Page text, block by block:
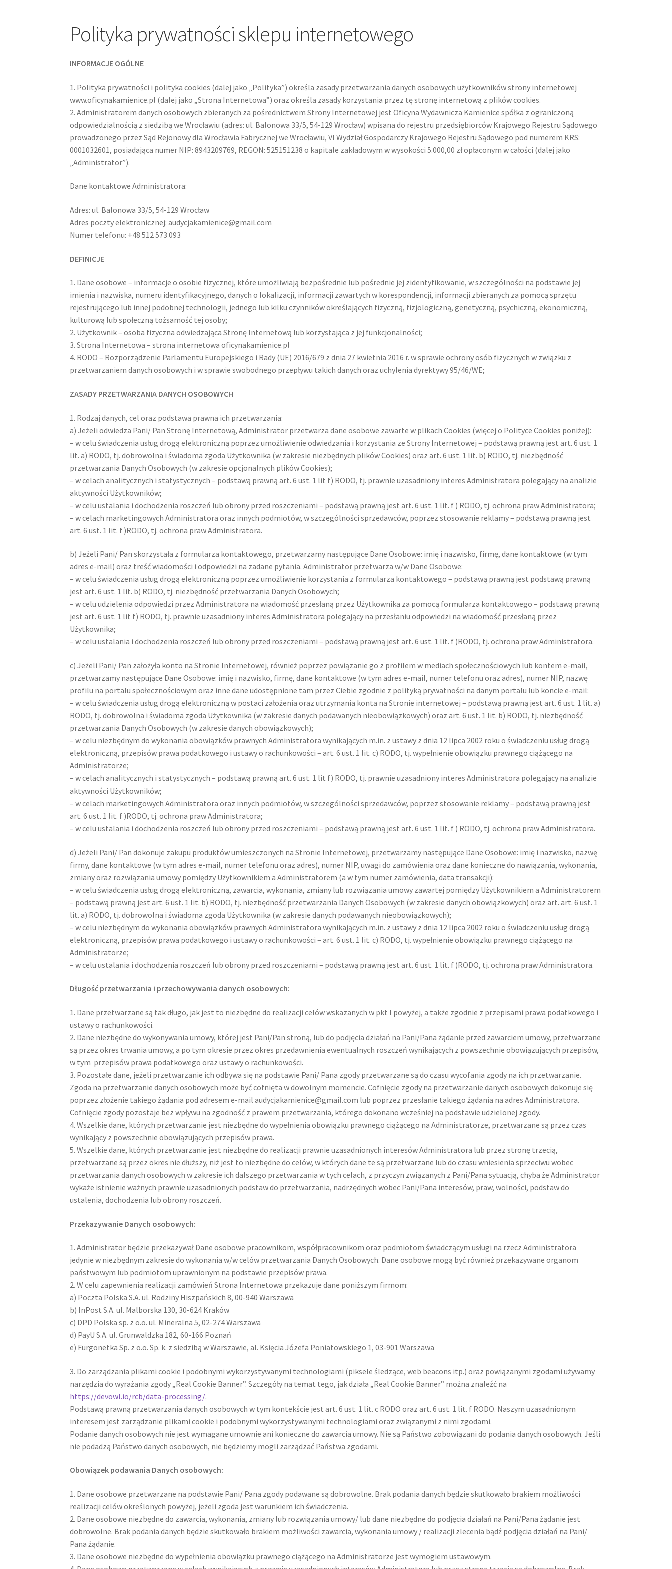
Polityka prywatności sklepu internetowego
INFORMACJE OGÓLNE
1. Polityka prywatności i polityka cookies (dalej jako „Polityka”) określa zasady przetwarzania danych osobowych użytkowników strony internetowej
www.oficynakamienice.pl (dalej jako „Strona Internetowa”) oraz określa zasady korzystania przez tę stronę internetową z plików cookies.
2. Administratorem danych osobowych zbieranych za pośrednictwem Strony Internetowej jest Oficyna Wydawnicza Kamienice spółka z ograniczoną
odpowiedzialnością z siedzibą we Wrocławiu (adres: ul. Balonowa 33/5, 54-129 Wrocław) wpisana do rejestru przedsiębiorców Krajowego Rejestru Sądowego
prowadzonego przez Sąd Rejonowy dla Wrocławia Fabrycznej we Wrocławiu, VI Wydział Gospodarczy Krajowego Rejestru Sądowego pod numerem KRS:
0001032601, posiadająca numer NIP: 8943209769, REGON: 525151238 o kapitale zakładowym w wysokości 5.000,00 zł opłaconym w całości (dalej jako
„Administrator”).
Dane kontaktowe Administratora:
Adres: ul. Balonowa 33/5, 54-129 Wrocław
Adres poczty elektronicznej: audycjakamienice@gmail.com
Numer telefonu: +48 512 573 093
DEFINICJE
1. Dane osobowe – informacje o osobie fizycznej, które umożliwiają bezpośrednie lub pośrednie jej zidentyfikowanie, w szczególności na podstawie jej
imienia i nazwiska, numeru identyfikacyjnego, danych o lokalizacji, informacji zawartych w korespondencji, informacji zbieranych za pomocą sprzętu
rejestrującego lub innej podobnej technologii, jednego lub kilku czynników określających fizyczną, fizjologiczną, genetyczną, psychiczną, ekonomiczną,
kulturową lub społeczną tożsamość tej osoby;
2. Użytkownik – osoba fizyczna odwiedzająca Stronę Internetową lub korzystająca z jej funkcjonalności;
3. Strona Internetowa – strona internetowa oficynakamienice.pl
4. RODO – Rozporządzenie Parlamentu Europejskiego i Rady (UE) 2016/679 z dnia 27 kwietnia 2016 r. w sprawie ochrony osób fizycznych w związku z
przetwarzaniem danych osobowych i w sprawie swobodnego przepływu takich danych oraz uchylenia dyrektywy 95/46/WE;
ZASADY PRZETWARZANIA DANYCH OSOBOWYCH
1. Rodzaj danych, cel oraz podstawa prawna ich przetwarzania:
a) Jeżeli odwiedza Pani/ Pan Stronę Internetową, Administrator przetwarza dane osobowe zawarte w plikach Cookies (więcej o Polityce Cookies poniżej):
– w celu świadczenia usług drogą elektroniczną poprzez umożliwienie odwiedzania i korzystania ze Strony Internetowej – podstawą prawną jest art. 6 ust. 1
lit. a) RODO, tj. dobrowolna i świadoma zgoda Użytkownika (w zakresie niezbędnych plików Cookies) oraz art. 6 ust. 1 lit. b) RODO, tj. niezbędność
przetwarzania Danych Osobowych (w zakresie opcjonalnych plików Cookies);
– w celach analitycznych i statystycznych – podstawą prawną art. 6 ust. 1 lit f) RODO, tj. prawnie uzasadniony interes Administratora polegający na analizie
aktywności Użytkowników;
– w celu ustalania i dochodzenia roszczeń lub obrony przed roszczeniami – podstawą prawną jest art. 6 ust. 1 lit. f ) RODO, tj. ochrona praw Administratora;
– w celach marketingowych Administratora oraz innych podmiotów, w szczególności sprzedawców, poprzez stosowanie reklamy – podstawą prawną jest
art. 6 ust. 1 lit. f )RODO, tj. ochrona praw Administratora.
b) Jeżeli Pani/ Pan skorzystała z formularza kontaktowego, przetwarzamy następujące Dane Osobowe: imię i nazwisko, firmę, dane kontaktowe (w tym
adres e-mail) oraz treść wiadomości i odpowiedzi na zadane pytania. Administrator przetwarza w/w Dane Osobowe:
– w celu świadczenia usług drogą elektroniczną poprzez umożliwienie korzystania z formularza kontaktowego – podstawą prawną jest podstawą prawną
jest art. 6 ust. 1 lit. b) RODO, tj. niezbędność przetwarzania Danych Osobowych;
– w celu udzielenia odpowiedzi przez Administratora na wiadomość przesłaną przez Użytkownika za pomocą formularza kontaktowego – podstawą prawną
jest art. 6 ust. 1 lit f) RODO, tj. prawnie uzasadniony interes Administratora polegający na przesłaniu odpowiedzi na wiadomość przesłaną przez
Użytkownika;
– w celu ustalania i dochodzenia roszczeń lub obrony przed roszczeniami – podstawą prawną jest art. 6 ust. 1 lit. f )RODO, tj. ochrona praw Administratora.
c) Jeżeli Pani/ Pan założyła konto na Stronie Internetowej, również poprzez powiązanie go z profilem w mediach społecznościowych lub kontem e-mail,
przetwarzamy następujące Dane Osobowe: imię i nazwisko, firmę, dane kontaktowe (w tym adres e-mail, numer telefonu oraz adres), numer NIP, nazwę
profilu na portalu społecznościowym oraz inne dane udostępnione tam przez Ciebie zgodnie z polityką prywatności na danym portalu lub koncie e-mail:
– w celu świadczenia usług drogą elektroniczną w postaci założenia oraz utrzymania konta na Stronie internetowej – podstawą prawną jest art. 6 ust. 1 lit. a)
RODO, tj. dobrowolna i świadoma zgoda Użytkownika (w zakresie danych podawanych nieobowiązkowych) oraz art. 6 ust. 1 lit. b) RODO, tj. niezbędność
przetwarzania Danych Osobowych (w zakresie danych obowiązkowych);
– w celu niezbędnym do wykonania obowiązków prawnych Administratora wynikających m.in. z ustawy z dnia 12 lipca 2002 roku o świadczeniu usług drogą
elektroniczną, przepisów prawa podatkowego i ustawy o rachunkowości – art. 6 ust. 1 lit. c) RODO, tj. wypełnienie obowiązku prawnego ciążącego na
Administratorze;
– w celach analitycznych i statystycznych – podstawą prawną art. 6 ust. 1 lit f) RODO, tj. prawnie uzasadniony interes Administratora polegający na analizie
aktywności Użytkowników;
– w celach marketingowych Administratora oraz innych podmiotów, w szczególności sprzedawców, poprzez stosowanie reklamy – podstawą prawną jest
art. 6 ust. 1 lit. f )RODO, tj. ochrona praw Administratora;
– w celu ustalania i dochodzenia roszczeń lub obrony przed roszczeniami – podstawą prawną jest art. 6 ust. 1 lit. f ) RODO, tj. ochrona praw Administratora.
d) Jeżeli Pani/ Pan dokonuje zakupu produktów umieszczonych na Stronie Internetowej, przetwarzamy następujące Dane Osobowe: imię i nazwisko, nazwę
firmy, dane kontaktowe (w tym adres e-mail, numer telefonu oraz adres), numer NIP, uwagi do zamówienia oraz dane konieczne do nawiązania, wykonania,
zmiany oraz rozwiązania umowy pomiędzy Użytkownikiem a Administratorem (a w tym numer zamówienia, data transakcji):
– w celu świadczenia usług drogą elektroniczną, zawarcia, wykonania, zmiany lub rozwiązania umowy zawartej pomiędzy Użytkownikiem a Administratorem
– podstawą prawną jest art. 6 ust. 1 lit. b) RODO, tj. niezbędność przetwarzania Danych Osobowych (w zakresie danych obowiązkowych) oraz art. art. 6 ust. 1
lit. a) RODO, tj. dobrowolna i świadoma zgoda Użytkownika (w zakresie danych podawanych nieobowiązkowych);
– w celu niezbędnym do wykonania obowiązków prawnych Administratora wynikających m.in. z ustawy z dnia 12 lipca 2002 roku o świadczeniu usług drogą
elektroniczną, przepisów prawa podatkowego i ustawy o rachunkowości – art. 6 ust. 1 lit. c) RODO, tj. wypełnienie obowiązku prawnego ciążącego na
Administratorze;
– w celu ustalania i dochodzenia roszczeń lub obrony przed roszczeniami – podstawą prawną jest art. 6 ust. 1 lit. f )RODO, tj. ochrona praw Administratora.
Długość przetwarzania i przechowywania danych osobowych:
1. Dane przetwarzane są tak długo, jak jest to niezbędne do realizacji celów wskazanych w pkt I powyżej, a także zgodnie z przepisami prawa podatkowego i
ustawy o rachunkowości.
2. Dane niezbędne do wykonywania umowy, której jest Pani/Pan stroną, lub do podjęcia działań na Pani/Pana żądanie przed zawarciem umowy, przetwarzane
są przez okres trwania umowy, a po tym okresie przez okres przedawnienia ewentualnych roszczeń wynikających z powszechnie obowiązujących przepisów,
w tym przepisów prawa podatkowego oraz ustawy o rachunkowości.
3. Pozostałe dane, jeżeli przetwarzanie ich odbywa się na podstawie Pani/ Pana zgody przetwarzane są do czasu wycofania zgody na ich przetwarzanie.
Zgoda na przetwarzanie danych osobowych może być cofnięta w dowolnym momencie. Cofnięcie zgody na przetwarzanie danych osobowych dokonuje się
poprzez złożenie takiego żądania pod adresem e-mail audycjakamienice@gmail.com lub poprzez przesłanie takiego żądania na adres Administratora.
Cofnięcie zgody pozostaje bez wpływu na zgodność z prawem przetwarzania, którego dokonano wcześniej na podstawie udzielonej zgody.
4. Wszelkie dane, których przetwarzanie jest niezbędne do wypełnienia obowiązku prawnego ciążącego na Administratorze, przetwarzane są przez czas
wynikający z powszechnie obowiązujących przepisów prawa.
5. Wszelkie dane, których przetwarzanie jest niezbędne do realizacji prawnie uzasadnionych interesów Administratora lub przez stronę trzecią,
przetwarzane są przez okres nie dłuższy, niż jest to niezbędne do celów, w których dane te są przetwarzane lub do czasu wniesienia sprzeciwu wobec
przetwarzania danych osobowych w zakresie ich dalszego przetwarzania w tych celach, z przyczyn związanych z Pani/Pana sytuacją, chyba że Administrator
wykaże istnienie ważnych prawnie uzasadnionych podstaw do przetwarzania, nadrzędnych wobec Pani/Pana interesów, praw, wolności, podstaw do
ustalenia, dochodzenia lub obrony roszczeń.
Przekazywanie Danych osobowych:
1. Administrator będzie przekazywał Dane osobowe pracownikom, współpracownikom oraz podmiotom świadczącym usługi na rzecz Administratora
jedynie w niezbędnym zakresie do wykonania w/w celów przetwarzania Danych Osobowych. Dane osobowe mogą być również przekazywane organom
państwowym lub podmiotom uprawnionym na podstawie przepisów prawa.
2. W celu zapewnienia realizacji zamówień Strona Internetowa przekazuje dane poniższym firmom:
a) Poczta Polska S.A. ul. Rodziny Hiszpańskich 8, 00-940 Warszawa
b) InPost S.A. ul. Malborska 130, 30-624 Kraków
c) DPD Polska sp. z o.o. ul. Mineralna 5, 02-274 Warszawa
d) PayU S.A. ul. Grunwaldzka 182, 60-166 Poznań
e) Furgonetka Sp. z o.o. Sp. k. z siedzibą w Warszawie, al. Księcia Józefa Poniatowskiego 1, 03-901 Warszawa
3. Do zarządzania plikami cookie i podobnymi wykorzystywanymi technologiami (piksele śledzące, web beacons itp.) oraz powiązanymi zgodami używamy
narzędzia do wyrażania zgody „Real Cookie Banner”. Szczegóły na temat tego, jak działa „Real Cookie Banner” można znaleźć na
https://devowl.io/rcb/data-processing/.
Podstawą prawną przetwarzania danych osobowych w tym kontekście jest art. 6 ust. 1 lit. c RODO oraz art. 6 ust. 1 lit. f RODO. Naszym uzasadnionym
interesem jest zarządzanie plikami cookie i podobnymi wykorzystywanymi technologiami oraz związanymi z nimi zgodami.
Podanie danych osobowych nie jest wymagane umownie ani konieczne do zawarcia umowy. Nie są Państwo zobowiązani do podania danych osobowych. Jeśli
nie podadzą Państwo danych osobowych, nie będziemy mogli zarządzać Państwa zgodami.
Obowiązek podawania Danych osobowych:
1. Dane osobowe przetwarzane na podstawie Pani/ Pana zgody podawane są dobrowolne. Brak podania danych będzie skutkowało brakiem możliwości
realizacji celów określonych powyżej, jeżeli zgoda jest warunkiem ich świadczenia.
2. Dane osobowe niezbędne do zawarcia, wykonania, zmiany lub rozwiązania umowy/ lub dane niezbędne do podjęcia działań na Pani/Pana żądanie jest
dobrowolne. Brak podania danych będzie skutkowało brakiem możliwości zawarcia, wykonania umowy / realizacji zlecenia bądź podjęcia działań na Pani/
Pana żądanie.
3. Dane osobowe niezbędne do wypełnienia obowiązku prawnego ciążącego na Administratorze jest wymogiem ustawowym.